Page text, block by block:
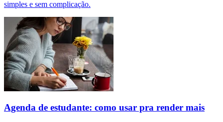
simples e sem complicação.
Agenda de estudante: como usar pra render mais